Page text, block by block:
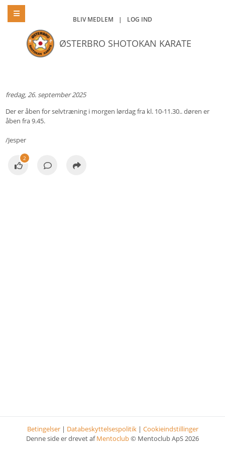
BLIV MEDLEM | LOG IND
ØSTERBRO SHOTOKAN KARATE
fredag, 26. september 2025
Der er åben for selvtræning i morgen lørdag fra kl. 10-11.30.. døren er
åben fra 9.45.
/Jesper
2
Betingelser | Databeskyttelsespolitik | Cookieindstillinger
Denne side er drevet afMentoclub© Mentoclub ApS 2026